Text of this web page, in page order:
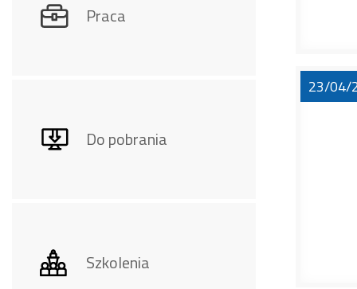
Praca
Do pobrania
Szkolenia
23/04/